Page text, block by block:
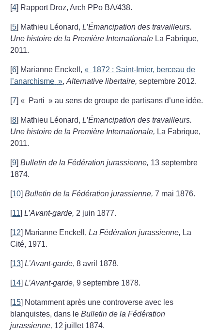
[4] Rapport Droz, Arch PPo BA/438.
[5] Mathieu Léonard,L’Émancipation des travailleurs.
Une histoire de la Première Internationale La Fabrique,
2011.
[6] Marianne Enckell,« 1872 : Saint-Imier, berceau de
l’anarchisme »,Alternative libertaire, septembre 2012.
[7]« Parti » au sens de groupe de partisans d’une idée.
[8] Mathieu Léonard,L’Émancipation des travailleurs.
Une histoire de la Première Internationale, La Fabrique,
2011.
[9]Bulletin de la Fédération jurassienne, 13 septembre
1874.
[10]Bulletin de la Fédération jurassienne, 7 mai 1876.
[11]L’Avant-garde, 2 juin 1877.
[12] Marianne Enckell,La Fédération jurassienne, La
Cité, 1971.
[13]L’Avant-garde, 8 avril 1878.
[14]L’Avant-garde, 9 septembre 1878.
[15] Notamment après une controverse avec les
blanquistes, dans leBulletin de la Fédération
jurassienne, 12 juillet 1874.